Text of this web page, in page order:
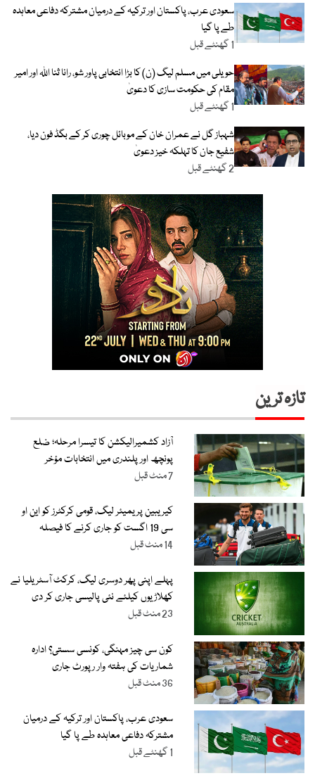
سعودی عرب، پاکستان اور ترکیہ کے درمیان مشترکہ دفاعی معاہدہ
طے پا گیا
1 گھنٹے قبل
حویلی میں مسلم لیگ (ن) کا بڑا انتخابی پاور شو، رانا ثنا اللہ اور امیر
مقام کی حکومت سازی کا دعویٰ
1 گھنٹے قبل
شہباز گل نے عمران خان کے موبائل چوری کر کے بگڈ فون دیا،
شفیع جان کا تہلکہ خیز دعویٰ
2 گھنٹے قبل
تازہ ترین
آزاد کشمیرالیکشن کا تیسرا مرحلہ؛ ضلع
پونچھ اور پلندری میں انتخابات مؤخر
7 منٹ قبل
کیریبین پریمیئر لیگ، قومی کرکٹرز کو این او
سی 19 اگست کو جاری کرنے کا فیصلہ
14 منٹ قبل
پہلے اپنی پھر دوسری لیگ، کرکٹ آسٹریلیا نے
کھلاڑیوں کیلئے نئی پالیسی جاری کر دی
23 منٹ قبل
کون سی چیز مہنگی، کونسی سستی؟ ادارہ
شماریات کی ہفتہ وار رپورٹ جاری
36 منٹ قبل
سعودی عرب، پاکستان اور ترکیہ کے درمیان
مشترکہ دفاعی معاہدہ طے پا گیا
1 گھنٹے قبل